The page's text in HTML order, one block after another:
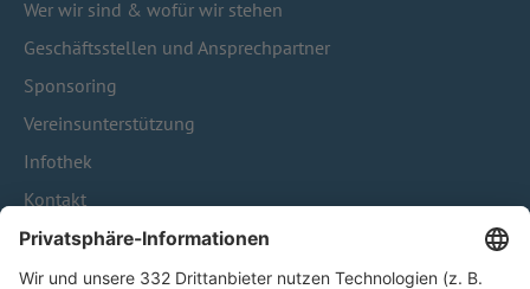
Wer wir sind & wofür wir stehen
Geschäftsstellen und Ansprechpartner
Sponsoring
Vereinsunterstützung
Infothek
Kontakt
HÄUFIG BESUCHTE SEITEN